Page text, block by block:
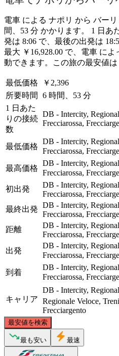
電車 による ナポリ から バー
間、53 分 かかります。 1 日あ
発は 8:06 で、最後の出発は
最大 ￥16,928.00 で、電車 に
動できます。この旅の最安値は
最低価格
￥2,396
所要時間
6 時間、53 分
1 日あた
りの接続
数
DB - Intercity,
Frecciarossa,
最低価格
DB - Intercity,
Frecciarossa,
最高価格
DB - Intercity,
Frecciarossa,
初出発
DB - Intercity,
Frecciarossa,
最終出発 DB - Intercity,
Frecciarossa,
距離
DB - Intercity,
Frecciarossa,
出発
DB - Intercity,
Frecciarossa,
到着
DB - Intercity,
Frecciarossa,
キャリア
DB - Intercity,
Regionale Veloce,
Frecciargento
最安値を検索
最も安い 最速